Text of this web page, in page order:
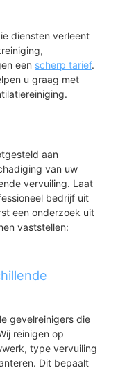
diensten verleent
een scherp tarief.
u graag met
aan
van uw
vervuiling. Laat
bedrijf uit
een onderzoek uit
vaststellen:
gevelreinigers die
reinigen op
type vervuiling
Dit bepaalt